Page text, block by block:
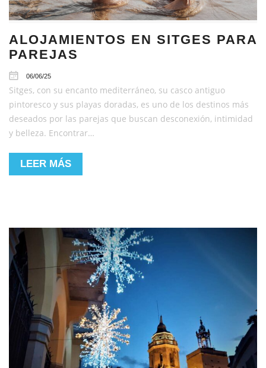
ALOJAMIENTOS EN SITGES PARA
PAREJAS
06/06/25
Sitges, con su encanto mediterráneo, su casco antiguo
pintoresco y sus playas doradas, es uno de los destinos más
deseados por las parejas que buscan desconexión, intimidad
y belleza. Encontrar…
LEER MÁS